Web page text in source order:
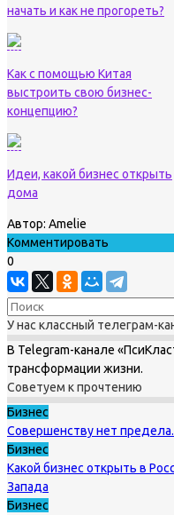
начать и как не прогореть?
Как с помощью Китая
выстроить свою бизнес-
концепцию?
Идеи, какой бизнес открыть
дома
Автор: Amelie
Комментировать
0
У нас классный телеграм-
В Telegram-канале
трансформации жизни.
Советуем к прочтению
Бизнес
Совершенству нет
Бизнес
Какой бизнес открыть в
Запада
Бизнес